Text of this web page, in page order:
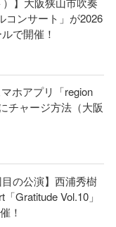
コンサート」が2026
で開催！
ホアプリ「region
チャージ方法（大阪
目の公演】西浦秀樹
Gratitude Vol.10」
！